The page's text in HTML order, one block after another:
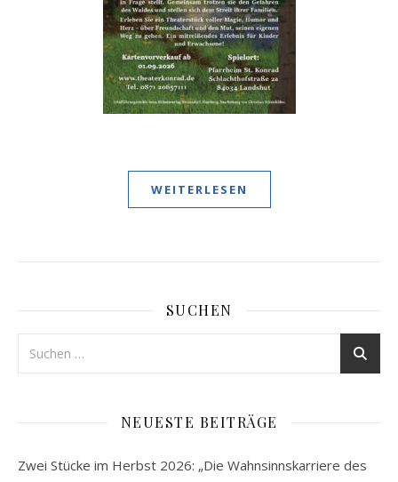
WEITERLESEN
SUCHEN
NEUESTE BEITRÄGE
Zwei Stücke im Herbst 2026: „Die Wahnsinnskarriere des